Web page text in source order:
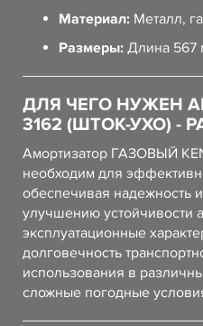
Материал: Металл,
Размеры: Длина 567
ДЛЯ ЧЕГО НУЖЕН
3162 (ШТОК-УХО) -
Амортизатор ГАЗОВЫЙ
необходим для
обеспечивая надежность
улучшению устойчивости
эксплуатационные
долговечность
использования в
сложные погодные